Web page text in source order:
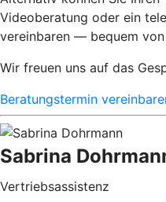
Videoberatung oder ein
vereinbaren — bequem
Wir freuen uns auf das
Beratungstermin
Sabrina
Vertriebsassistenz